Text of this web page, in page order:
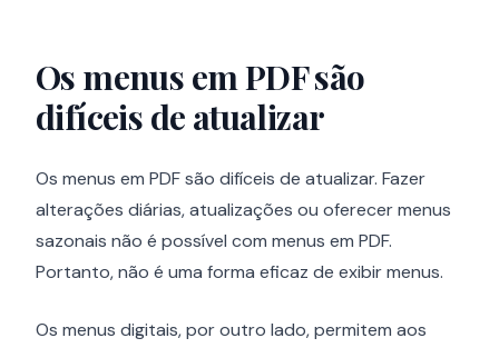
Os menus em PDF são
difíceis de atualizar
Os menus em PDF são difíceis de atualizar. Fazer
alterações diárias, atualizações ou oferecer menus
sazonais não é possível com menus em PDF.
Portanto, não é uma forma eficaz de exibir menus.
Os menus digitais, por outro lado, permitem aos